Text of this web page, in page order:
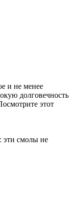
и не менее
долговечность
этот
эти смолы не